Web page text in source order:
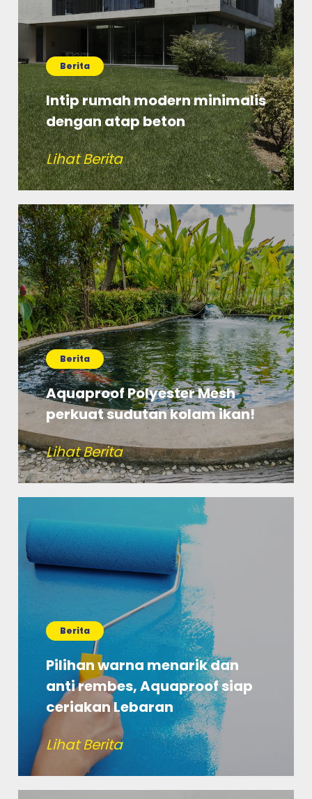
Berita
Intip rumah modern minimalis
dengan atap beton
Lihat Berita
Berita
Aquaproof Polyester Mesh
perkuat sudutan kolam ikan!
Lihat Berita
Berita
Pilihan warna menarik dan
anti rembes, Aquaproof siap
ceriakan Lebaran
Lihat Berita